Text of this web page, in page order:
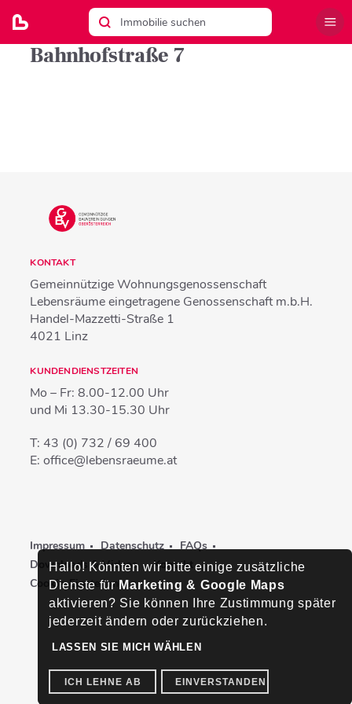
Bahnhofstraße 7
KONTAKT
Gemeinnützige Wohnungsgenossenschaft
Lebensräume eingetragene Genossenschaft m.b.H.
Handel-Mazzetti-Straße 1
4021 Linz
KUNDENDIENSTZEITEN
Mo – Fr: 8.00-12.00 Uhr
und Mi 13.30-15.30 Uhr
T:43 (0) 732 / 69 400
E:office@lebensraeume.at
Impressum Datenschutz
FAQs
Downloads & Videos
Kontakt
Cookie-Einstellungen
Hallo! Könnten wir bitte einige zusätzliche
Dienste für Marketing & Google Maps
aktivieren? Sie können Ihre Zustimmung später
jederzeit ändern oder zurückziehen.
LASSEN SIE MICH WÄHLEN
ICH LEHNE AB EINVERSTANDEN